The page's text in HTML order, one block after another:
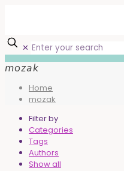
✕
mozak
Home
mozak
Filter by
Categories
Tags
Authors
Show all